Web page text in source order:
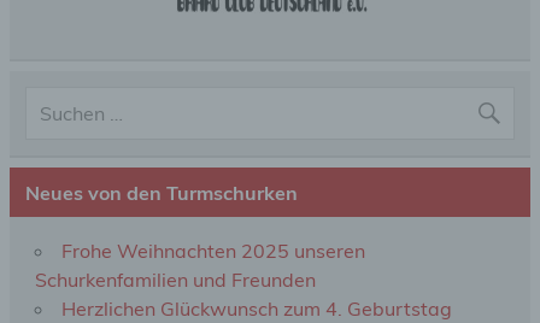
Neues von den Turmschurken
Frohe Weihnachten 2025 unseren
Schurkenfamilien und Freunden
Herzlichen Glückwunsch zum 4. Geburtstag
verwendet werden, um bestimmte persönliche
Aspekte, die sich auf eine natürliche Person
bezüglich Arbeitsleistung, wirtschaftlicher Lage,
Gesundheit, persönlicher Vorlieben, Interessen,
Zuverlässigkeit, Verhalten, Aufenthaltsort oder
analysieren oder vorherzusagen.